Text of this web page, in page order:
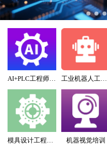
AI+PLC工程师实战班 工业机器人工程师班
机器视觉培训